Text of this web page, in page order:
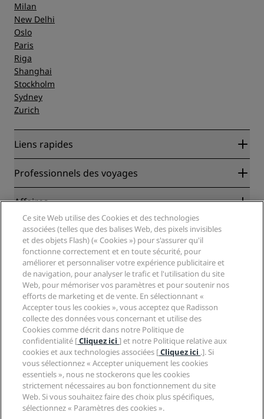
Milan
New Delhi
Oslo
Paris
Riga
Shanghai
Stockholm
Sydney
Zurich
Liens rapides
Radisson Rewards
Blog
Nouveaux et futurs hôtels
Application Radisson Hotels
Hôtels adaptés aux sportifs
Hôtels adaptés aux Familles
Santé et sécurité
Professionnels des voyages
Partenaires
Agents de voyages
Affaires
Radisson Hotel Group
Médias
Carrières RHG
Carrières PPHE
Carrières EHL
The Club by RHG
Opportunités de développement
Entreprise responsable
Approvisionnement
Légal
Centre de confidentialité
Mentions légales
Conditions générales Radisson Rewards
Contrat d’utilisation du site
Accessibilité numérique
Déclaration sur l’esclavage moderne
Aide
Avis aux consommateurs
Contact
FAQ
Plan du site
Médias sociaux
Marques Radisson Hotels
Ce site Web utilise des Cookies et des technologies
associées (telles que des balises Web, des pixels invisibles
et des objets Flash) (« Cookies ») pour s'assurer qu'il
fonctionne correctement et en toute sécurité, pour
améliorer et personnaliser votre expérience publicitaire et
de navigation, pour analyser le trafic et l'utilisation du site
Web, pour mémoriser vos paramètres et pour soutenir nos
efforts de marketing et de vente. En sélectionnant «
Accepter tous les cookies », vous acceptez que Radisson
collecte des données vous concernant et utilise des
Cookies comme décrit dans notre Politique de
confidentialité [Cliquez ici] et notre Politique relative aux
cookies et aux technologies associées [Cliquez ici .]. Si
vous sélectionnez « Accepter uniquement les cookies
essentiels », nous ne stockerons que les cookies
strictement nécessaires au bon fonctionnement du site
Web. Si vous souhaitez faire des choix plus spécifiques,
sélectionnez « Paramètres des cookies ».